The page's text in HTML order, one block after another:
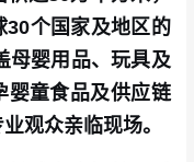
30个国家及地区的
母婴用品、玩具及
婴童食品及供应链
观众亲临现场。